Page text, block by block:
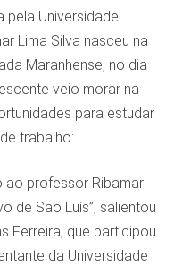
pela Universidade
Lima Silva nasceu na
Maranhense, no dia
veio morar na
para estudar
trabalho:
ao professor Ribamar
de São Luís”, salientou
Ferreira, que participou
da Universidade